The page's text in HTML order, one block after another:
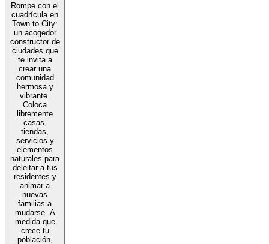
Rompe con el
cuadrícula en
Town to City:
un acogedor
constructor de
ciudades que
te invita a
crear una
comunidad
hermosa y
vibrante.
Coloca
libremente
casas,
tiendas,
servicios y
elementos
naturales para
deleitar a tus
residentes y
animar a
nuevas
familias a
mudarse. A
medida que
crece tu
población,